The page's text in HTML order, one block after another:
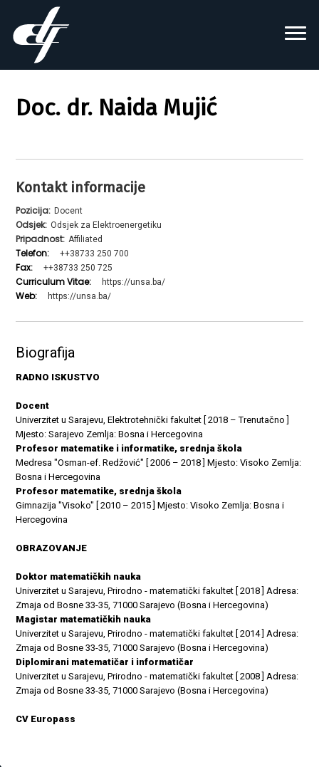
Doc. dr. Naida Mujić
Kontakt informacije
Pozicija: Docent
Odsjek: Odsjek za Elektroenergetiku
Pripadnost: Affiliated
Telefon: ++38733 250 700
Fax: ++38733 250 725
Curriculum Vitae: https://unsa.ba/
Web: https://unsa.ba/
Biografija
RADNO ISKUSTVO
Docent
Univerzitet u Sarajevu, Elektrotehnički fakultet [ 2018 – Trenutačno ]
Mjesto: Sarajevo Zemlja: Bosna i Hercegovina
Profesor matematike i informatike, srednja škola
Medresa "Osman-ef. Redžović" [ 2006 – 2018 ] Mjesto: Visoko Zemlja:
Bosna i Hercegovina
Profesor matematike, srednja škola
Gimnazija "Visoko" [ 2010 – 2015 ] Mjesto: Visoko Zemlja: Bosna i
Hercegovina
OBRAZOVANJE
Doktor matematičkih nauka
Univerzitet u Sarajevu, Prirodno - matematički fakultet [ 2018 ] Adresa:
Zmaja od Bosne 33-35, 71000 Sarajevo (Bosna i Hercegovina)
Magistar matematičkih nauka
Univerzitet u Sarajevu, Prirodno - matematički fakultet [ 2014 ] Adresa:
Zmaja od Bosne 33-35, 71000 Sarajevo (Bosna i Hercegovina)
Diplomirani matematičar i informatičar
Univerzitet u Sarajevu, Prirodno - matematički fakultet [ 2008 ] Adresa:
Zmaja od Bosne 33-35, 71000 Sarajevo (Bosna i Hercegovina)
CV Europass